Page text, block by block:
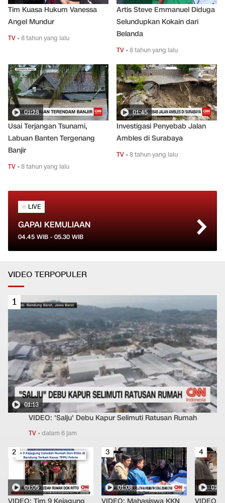
Tim Kuasa Hukum Vanessa
Angel Mundur
TV •8 tahun yang lalu
Artis Steve Emmanuel Diduga
Selundupkan Kokain dari
Belanda
TV •8 tahun yang lalu
01:28
Usai Terjangan Tsunami,
Labuan Banten Tergenang
Banjir
TV •8 tahun yang lalu
01:45
Investigasi Penyebab Jalan
Ambles di Surabaya
TV •8 tahun yang lalu
LIVE
GAPAI KEMULIAAN
04.45 WIB - 05.30 WIB
VIDEO TERPOPULER
1
01:13
VIDEO: 'Salju' Debu Kapur Selimuti Ratusan Rumah
TV•dalam 6 jam
2
01:05
VIDEO: Tim 9 Kejagung
3
01:08
VIDEO: Mahasiswa KKN
4
VIDEO: